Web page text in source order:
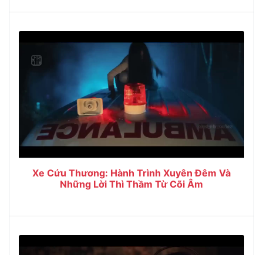
Xe Cứu Thương: Hành Trình Xuyên Đêm Và
Những Lời Thì Thầm Từ Cõi Âm